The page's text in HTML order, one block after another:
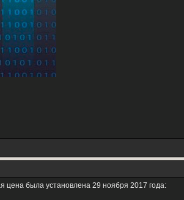
цена была установлена 29 ноября 2017 года: